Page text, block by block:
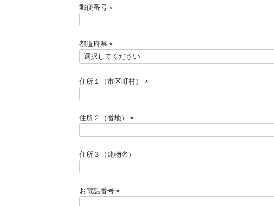
郵便番号
須
)
都道府県
(
須
住所１（市区町村）
住所２（番地）
須
住所３（建物名）
お電話番号